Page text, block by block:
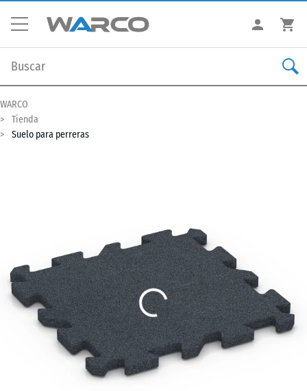
WARCO
Tienda
Suelo para perreras